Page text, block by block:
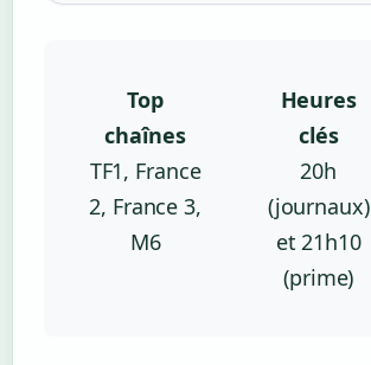
Top
chaînes
TF1, France
2, France 3,
M6
Heures
clés
20h
(journaux)
et 21h10
(prime)